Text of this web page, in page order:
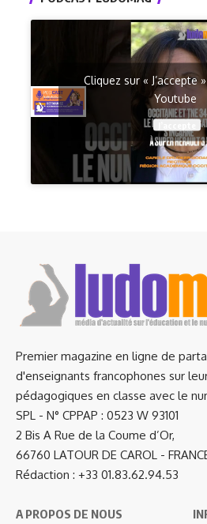
Cliquez sur « J’accepte
Youtube
Premier magazine en ligne de
d'enseignants francophones sur
pédagogiques en classe avec le
SPL - N° CPPAP : 0523 W 93101
2 Bis A Rue de la Coume d’Or,
66760 LATOUR DE CAROL -
Rédaction : +33 01.83.62.94.53
A PROPOS DE NOUS